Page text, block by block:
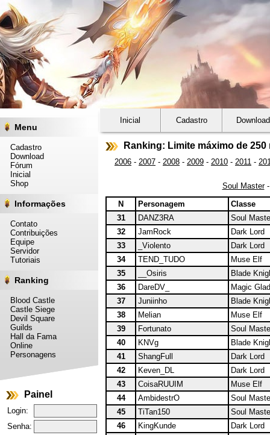
Menu
Cadastro
Download
Fórum
Inicial
Shop
Informações
Contato
Contribuições
Equipe
Servidor
Tutoriais
Ranking
Blood Castle
Castle Siege
Devil Square
Guilds
Hall da Fama
Online
Personagens
Inicial Cadastro Download
Ranking: Limite máximo de 250
2006 - 2007 - 2008 - 2009 - 2010 - 2011 -
Soul Master
N
Personagem
Classe
31
DANZ3RA
Soul
32
JamRock
Dark Lord
33
_Violento
Dark Lord
34
TEND_TUDO
Muse Elf
35
__Osiris
Blade
36
DareDV_
Magic
37
Juniinho
Blade
38
Melian
Muse Elf
39
Fortunato
Soul
40
KNVg
Blade
41
ShangFull
Dark Lord
42
Keven_DL
Dark Lord
43
CoisaRUUIM
Muse Elf
44
AmbidestrO
Soul
45
TiTan150
Soul
46
KingKunde
Dark Lord
Painel
Login:
Senha: